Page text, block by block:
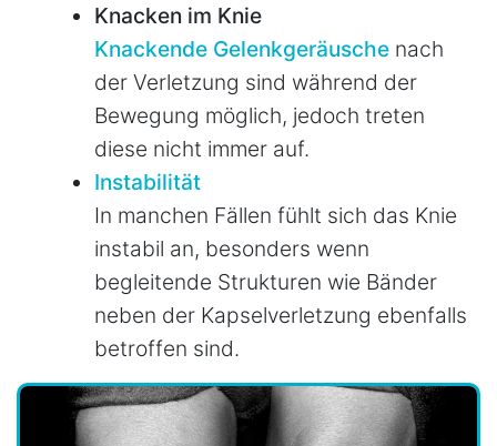
Knacken im Knie
Knackende Gelenkgeräusche nach
der Verletzung sind während der
Bewegung möglich, jedoch treten
diese nicht immer auf.
Instabilität
In manchen Fällen fühlt sich das Knie
instabil an, besonders wenn
begleitende Strukturen wie Bänder
neben der Kapselverletzung ebenfalls
betroffen sind.